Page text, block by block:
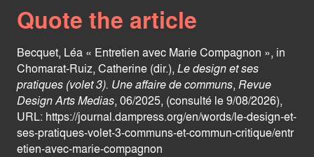
Quote the article
Becquet, Léa « Entretien avec Marie Compagnon », in
Chomarat-Ruiz, Catherine (dir.), Le design et ses
pratiques (volet 3). Une affaire de communs, Revue
Design Arts Medias, 06/2025, (consulté le 9/08/2026),
URL: https://journal.dampress.org/en/words/le-design-et-
ses-pratiques-volet-3-communs-et-commun-critique/entr
etien-avec-marie-compagnon